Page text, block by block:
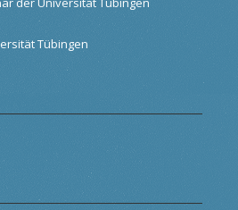
Tübingen